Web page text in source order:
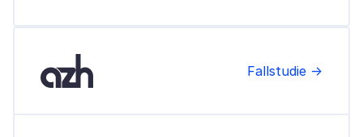
Fallstudie →